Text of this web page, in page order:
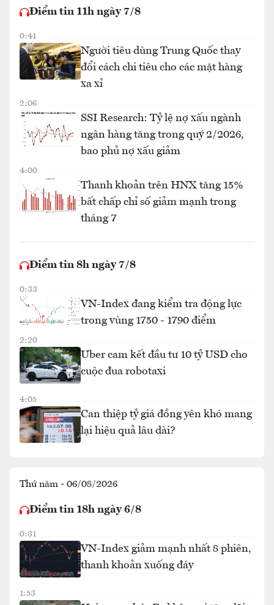
Điểm tin 11h ngày 7/8
0:41
Người tiêu dùng Trung Quốc thay
đổi cách chi tiêu cho các mặt hàng
xa xỉ
2:06
SSI Research: Tỷ lệ nợ xấu ngành
ngân hàng tăng trong quý 2/2026,
bao phủ nợ xấu giảm
4:00
Thanh khoản trên HNX tăng 15%
bất chấp chỉ số giảm mạnh trong
tháng 7
Điểm tin 8h ngày 7/8
0:33
VN-Index đang kiểm tra động lực
trong vùng 1750 - 1790 điểm
2:20
Uber cam kết đầu tư 10 tỷ USD cho
cuộc đua robotaxi
4:05
Can thiệp tỷ giá đồng yên khó mang
lại hiệu quả lâu dài?
Thứ năm - 06/08/2026
Điểm tin 18h ngày 6/8
0:31
VN-Index giảm mạnh nhất 8 phiên,
thanh khoản xuống đáy
1:53